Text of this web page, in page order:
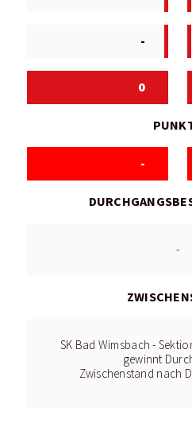
-
0
-
-
SK Bad Wimsbach -
gewinnt
Zwischenstand nach